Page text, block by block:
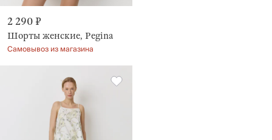
2 290 ₽
Шорты женские, Pegina
Самовывоз из магазина